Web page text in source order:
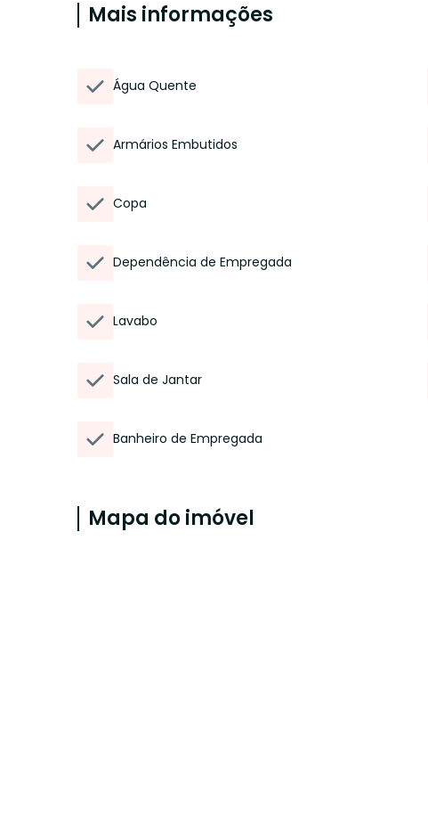
Mais informações
Água Quente
Armários Embutidos
Copa
Dependência de Empregada
Lavabo
Sala de Jantar
Banheiro de Empregada
Mapa do imóvel